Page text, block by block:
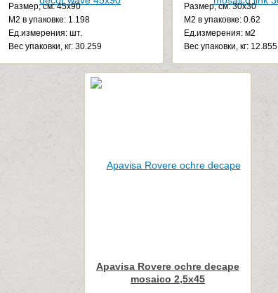
Размер, см: 45x90
М2 в упаковке: 1.198
Ед.измерения: шт.
Веc упаковки, кг: 30.259
Размер, см: 30x30
М2 в упаковке: 0.62
Ед.измерения: м2
Веc упаковки, кг: 12.855
Apavisa Rovere ochre decape
mosaico 2,5x45